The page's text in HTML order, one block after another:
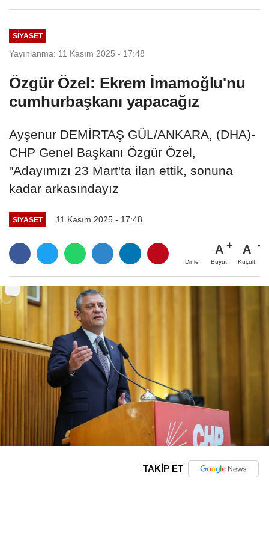
SIYASET
Yayınlanma: 11 Kasım 2025 - 17:48
Özgür Özel: Ekrem İmamoğlu'nu
cumhurbaşkanı yapacağız
Ayşenur DEMİRTAŞ GÜL/ANKARA, (DHA)-
CHP Genel Başkanı Özgür Özel,
"Adayımızı 23 Mart'ta ilan ettik, sonuna
kadar arkasındayız
SIYASET 11 Kasım 2025 - 17:48
Dinle
A
Büyüt
A
Küçült
TAKİP ET